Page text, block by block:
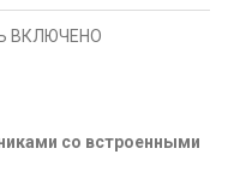
ВКЛЮЧЕНО
со встроенными